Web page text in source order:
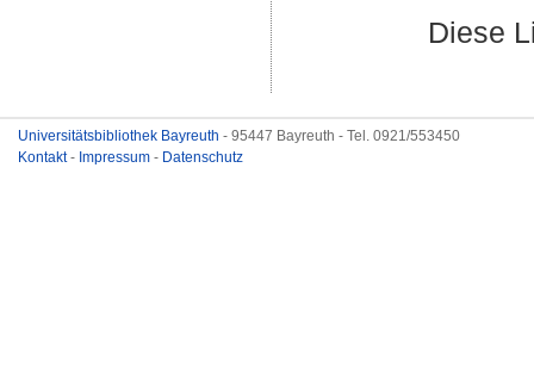
Diese
Universitätsbibliothek Bayreuth - 95447 Bayreuth - Tel. 0921/553450
Kontakt- Impressum - Datenschutz